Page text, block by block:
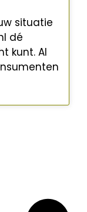
situatie
dé
kunt. Al